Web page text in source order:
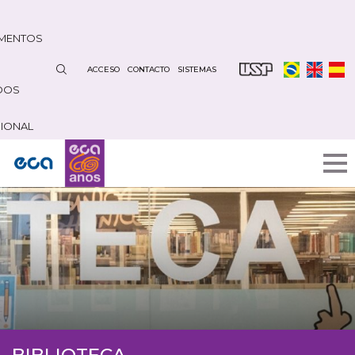
contenido
ACCESO CONTACTO SISTEMAS